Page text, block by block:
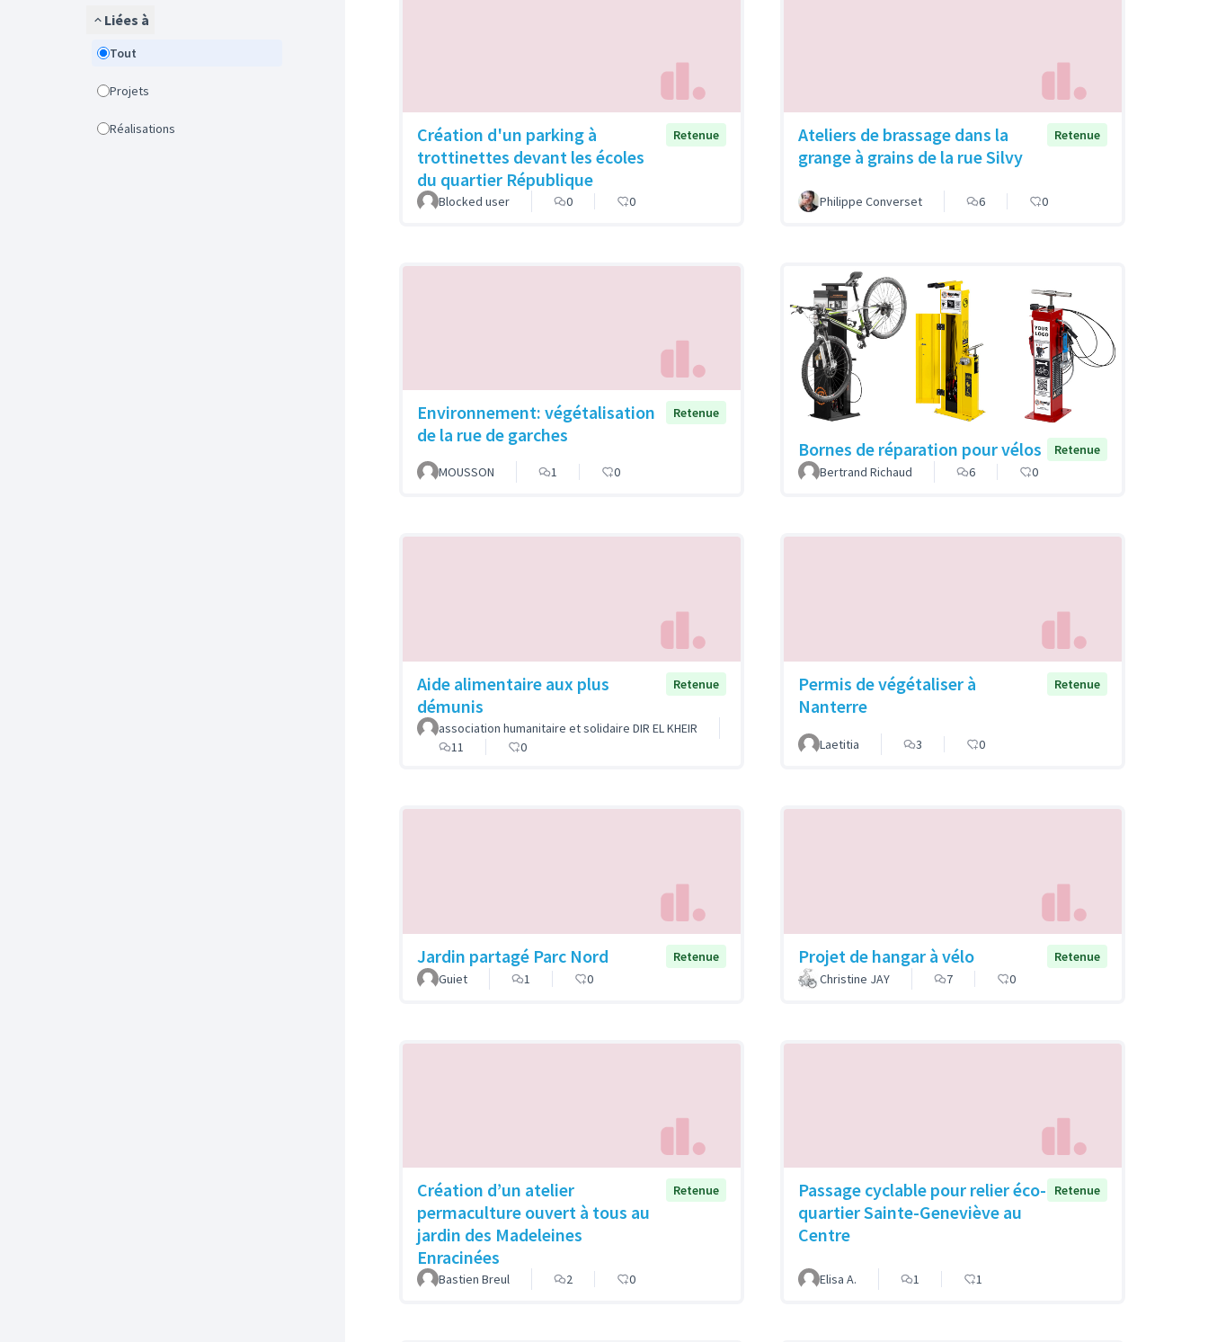
Liées à
Tout
Projets
Réalisations
Création d'un parking à
trottinettes devant les écoles
du quartier République
Retenue
Blocked user 0 0
Ateliers de brassage dans la
grange à grains de la rue Silvy
Retenue
Philippe Converset 6 0
Environnement: végétalisation
de la rue de garches
Retenue
MOUSSON 1 0
Bornes de réparation pour vélos
Retenue
Bertrand Richaud
6 0
Aide alimentaire aux plus
démunis
Retenue
association humanitaire et solidaire DIR EL KHEIR
11
0
Permis de végétaliser à
Nanterre
Retenue
Laetitia 3 0
Jardin partagé Parc Nord
Retenue
Guiet
1 0
Projet de hangar à vélo
Retenue
Christine JAY
7 0
Création d’un atelier
permaculture ouvert à tous au
jardin des Madeleines
Enracinées
Retenue
Bastien Breul 2 0
Passage cyclable pour relier éco-
quartier Sainte-Geneviève au
Centre
Retenue
Elisa A. 1 1